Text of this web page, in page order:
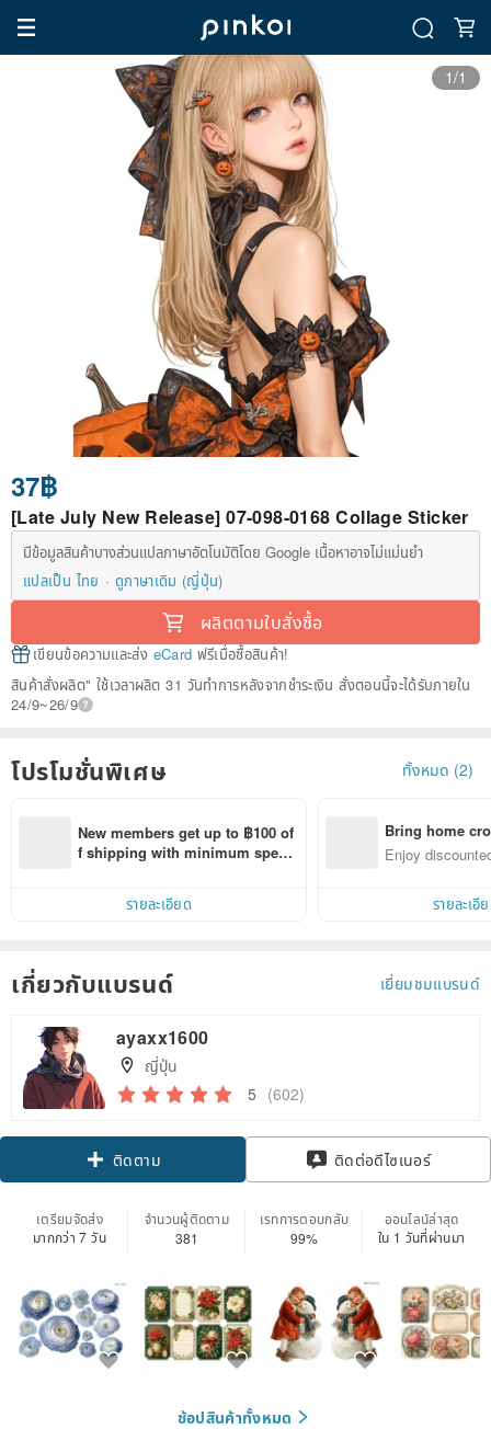
1/1
37฿
[Late July New Release] 07-098-0168 Collage Sticker
มีข้อมูลสินค้าบางส่วนแปลภาษาอัตโนมัติโดย Google เนื้อหาอาจไม่แม่นยำ
แปลเป็น ไทย
ดูภาษาเดิม (ญี่ปุ่น)
ผลิตตามใบสั่งซื้อ
เขียนข้อความและส่ง eCard ฟรีเมื่อซื้อสินค้า!
สินค้าสั่งผลิต" ใช้เวลาผลิต 31 วันทำการหลังจากชำระเงิน สั่งตอนนี้จะได้รับภายใน
24/9~26/9
โปรโมชั่นพิเศษ ทั้งหมด (2)
New members get up to ฿100 of
f shipping with minimum spen
รายละเอียด
Bring home
n with ease
Enjoy
รายละเอี
เกี่ยวกับแบรนด์ เยี่ยมชมแบรนด์
ayaxx1600
ญี่ปุ่น
5 (602)
Claim coupon
ติดตาม ติดต่อดีไซเนอร์
เตรียมจัดส่ง
มากกว่า 7 วัน
จำนวนผู้ติดตาม
381
เรทการตอบกลับ
99%
ออนไลน์ล่าสุด
ใน 1 วันที่ผ่านมา
ช้อปสินค้าทั้งหมด